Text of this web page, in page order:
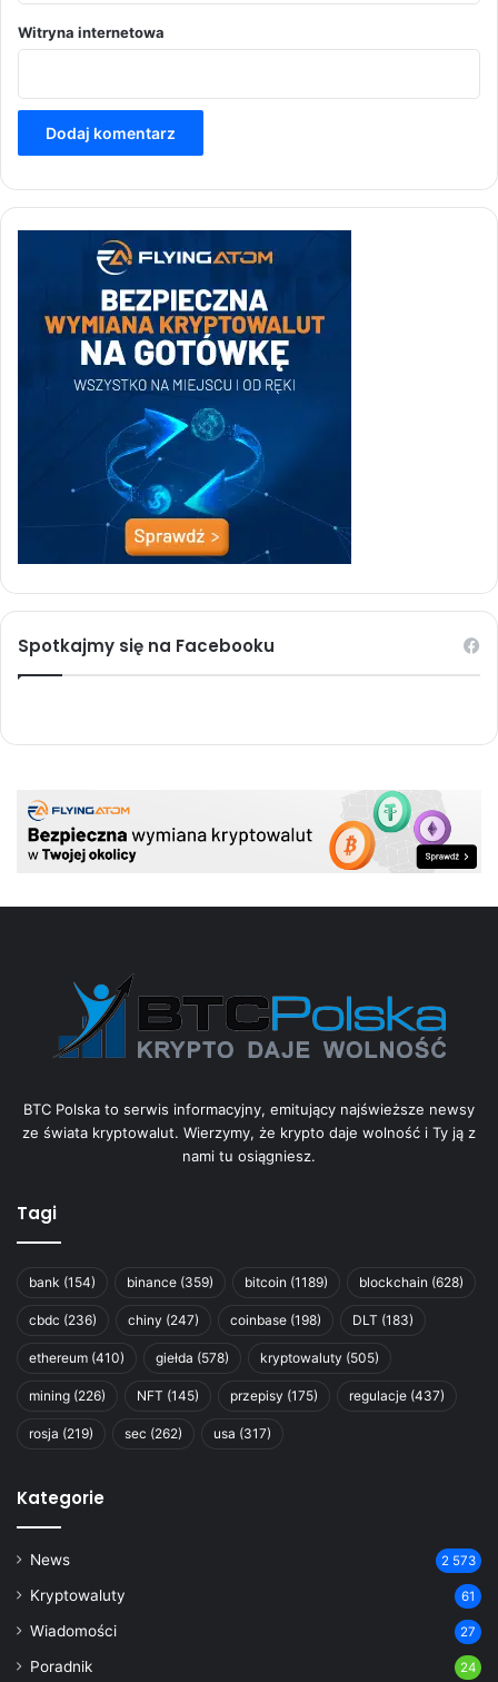
Witryna internetowa
Spotkajmy się na Facebooku
BTC Polska to serwis informacyjny, emitujący najświeższe newsy
ze świata kryptowalut. Wierzymy, że krypto daje wolność i Ty ją z
nami tu osiągniesz.
Tagi
bank (154) binance (359) bitcoin (1189) blockchain (628)
cbdc (236) chiny (247) coinbase (198) DLT (183)
ethereum (410) giełda (578) kryptowaluty (505)
mining (226) NFT (145) przepisy (175) regulacje (437)
rosja (219) sec (262) usa (317)
Kategorie
News 2 573
Kryptowaluty 61
Wiadomości 27
Poradnik 24